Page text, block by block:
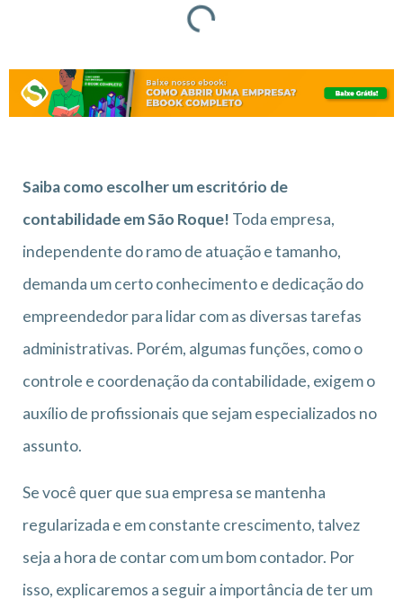
Saiba como escolher um escritório de
contabilidade em São Roque! Toda empresa,
independente do ramo de atuação e tamanho,
demanda um certo conhecimento e dedicação do
empreendedor para lidar com as diversas tarefas
administrativas. Porém, algumas funções, como o
controle e coordenação da contabilidade, exigem o
auxílio de profissionais que sejam especializados no
assunto.
Se você quer que sua empresa se mantenha
regularizada e em constante crescimento, talvez
seja a hora de contar com um bom contador. Por
isso, explicaremos a seguir a importância de ter um